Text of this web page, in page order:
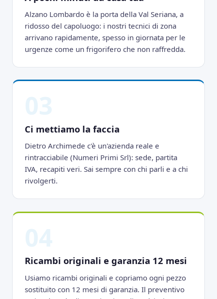
Alzano Lombardo è la porta della Val Seriana, a
ridosso del capoluogo: i nostri tecnici di zona
arrivano rapidamente, spesso in giornata per le
urgenze come un frigorifero che non raffredda.
Ci mettiamo la faccia
Dietro Archimede c'è un'azienda reale e
rintracciabile (Numeri Primi Srl): sede, partita
IVA, recapiti veri. Sai sempre con chi parli e a chi
rivolgerti.
Ricambi originali e garanzia 12 mesi
Usiamo ricambi originali e copriamo ogni pezzo
sostituito con 12 mesi di garanzia. Il preventivo